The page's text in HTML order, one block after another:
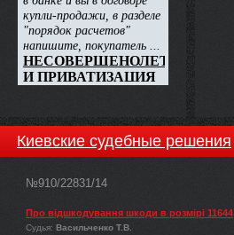
Киевские судебные решения
№910/22831/14
Про відшкодування шкоди в розмірі 11644
Судья: Васильченко Т.В.